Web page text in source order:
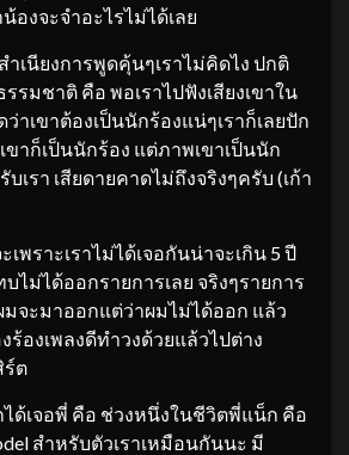
องจะจำอะไรไม่ได้เลย
สำเนียงการพูดคุ้นๆเราไม่คิดไง ปกติ
รรมชาติ คือ พอเราไปฟังเสียงเขาใน
าเขาต้องเป็นนักร้องแน่ๆเราก็เลยปัก
ขาก็เป็นนักร้อง แต่ภาพเขาเป็นนัก
เรา เสียดายคาดไม่ถึงจริงๆครับ (เก้า
พราะเราไม่ได้เจอกันน่าจะเกิน 5 ปี
ไม่ได้ออกรายการเลย จริงๆรายการ
จะมาออกแต่ว่าผมไม่ได้ออก แล้ว
องเพลงดีทำวงด้วยแล้วไปต่าง
ร์ต
ได้เจอพี่ คือ ช่วงหนึ่งในชีวิตพี่แน็ก คือ
สำหรับตัวเราเหมือนกันนะ มี